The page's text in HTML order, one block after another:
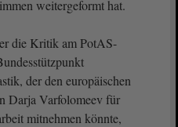
weitergeformt hat.
die Kritik am PotAS-
der den europäischen
Darja Varfolomeev für
mitnehmen könnte,